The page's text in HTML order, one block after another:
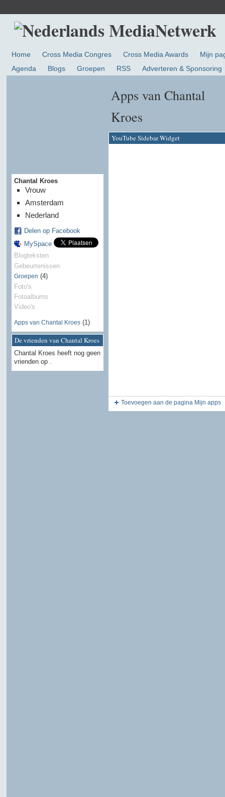
Home Cross Media Congres Cross Media Awards
Mijn
Agenda
Blogs Groepen RSS Adverteren & Sponsoring
Chantal Kroes
Vrouw
Amsterdam
Nederland
Delen op Facebook
MySpace
Blogteksten
Gebeurtenissen
Groepen (4)
Foto's
Fotoalbums
Video's
Apps van Chantal Kroes(1)
De vrienden van Chantal Kroes
Chantal Kroes heeft nog geen
vrienden op .
Apps van Chantal
Kroes
YouTube Sidebar Widget
Toevoegen aan de pagina Mijn apps